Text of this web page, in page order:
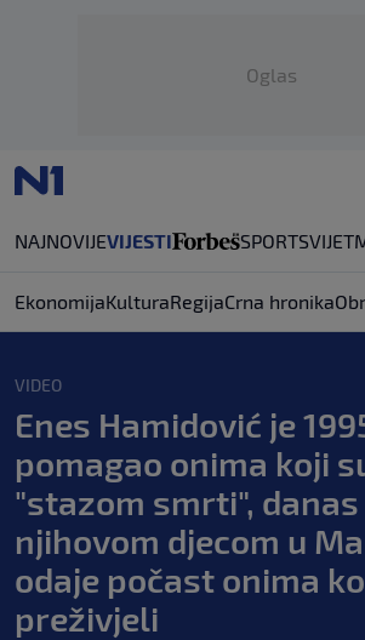
Oglas
NAJNOVIJEVIJESTI SPORTSVIJET
EkonomijaKulturaRegijaCrna hronika
VIDEO
Enes Hamidović je
pomagao onima koji
"stazom smrti", danas
njihovom djecom u
odaje počast onima
preživjeli